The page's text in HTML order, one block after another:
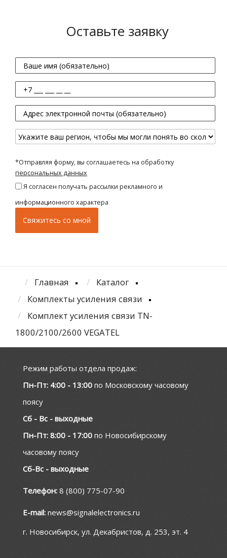
Оставьте заявку
*Отправляя форму, вы соглашаетесь на обработку
персональных данных
Я согласен получать рассылки рекламного и
информационного характера
Главная
Каталог
Комплекты усиления связи
Комплект усиления связи TN-
1800/2100/2600 VEGATEL
Режим работы отдела продаж:
Пн-Пт: 4:00 - 13:00 по Московскому часовому
поясу
Сб - Вс - выходные
Пн-Пт: 8:00 - 17:00 по Новосибирскому
часовому поясу
Сб-Вс - выходные
Телефон: 8 (800) 775-07-90
E-mail: news@signalelectronics.ru
г. Новосибирск, ул. Декабристов, д. 253, эт. 4